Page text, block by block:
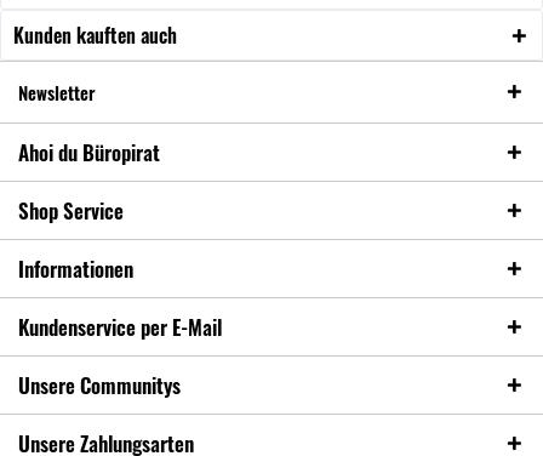
Kunden kauften auch
Newsletter
Ahoi du Büropirat
Shop Service
Informationen
Kundenservice per E-Mail
Unsere Communitys
Unsere Zahlungsarten